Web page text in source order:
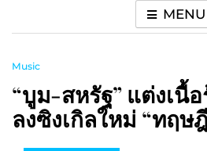
MENU
Music
“บูม-สหรัฐ” แต่งเนื้
ลงซิงเกิลใหม่ “ทฤษ